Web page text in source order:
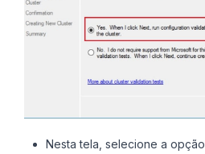
Nesta tela, selecione a opção